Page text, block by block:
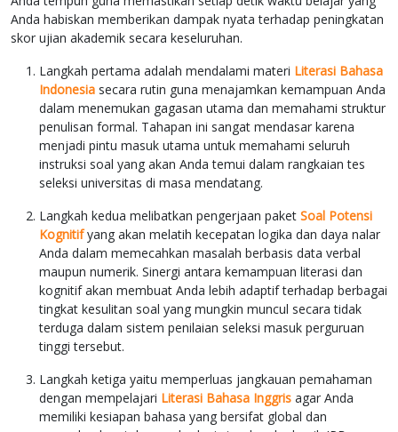
Anda habiskan memberikan dampak nyata terhadap peningkatan
skor ujian akademik secara keseluruhan.
Langkah pertama adalah mendalami materi Literasi Bahasa
Indonesia secara rutin guna menajamkan kemampuan Anda
dalam menemukan gagasan utama dan memahami struktur
penulisan formal. Tahapan ini sangat mendasar karena
menjadi pintu masuk utama untuk memahami seluruh
instruksi soal yang akan Anda temui dalam rangkaian tes
seleksi universitas di masa mendatang.
Langkah kedua melibatkan pengerjaan paket Soal Potensi
Kognitifyang akan melatih kecepatan logika dan daya nalar
Anda dalam memecahkan masalah berbasis data verbal
maupun numerik. Sinergi antara kemampuan literasi dan
kognitif akan membuat Anda lebih adaptif terhadap berbagai
tingkat kesulitan soal yang mungkin muncul secara tidak
terduga dalam sistem penilaian seleksi masuk perguruan
tinggi tersebut.
Langkah ketiga yaitu memperluas jangkauan pemahaman
dengan mempelajari Literasi Bahasa Inggris agar Anda
memiliki kesiapan bahasa yang bersifat global dan